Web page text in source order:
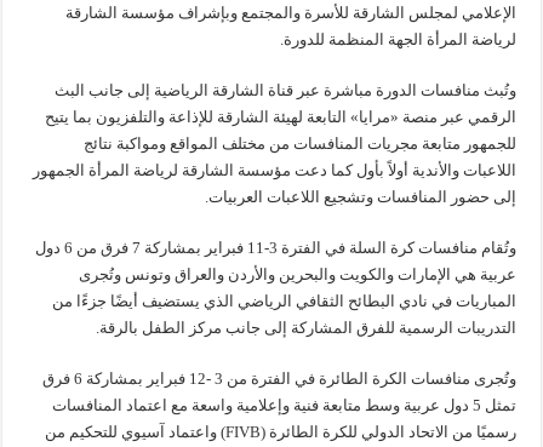
الإعلامي لمجلس الشارقة للأسرة والمجتمع وبإشراف مؤسسة الشارقة
لرياضة المرأة الجهة المنظمة للدورة.
وتُبث منافسات الدورة مباشرة عبر قناة الشارقة الرياضية إلى جانب البث
الرقمي عبر منصة «مرايا» التابعة لهيئة الشارقة للإذاعة والتلفزيون بما يتيح
للجمهور متابعة مجريات المنافسات من مختلف المواقع ومواكبة نتائج
اللاعبات والأندية أولاً بأول كما دعت مؤسسة الشارقة لرياضة المرأة الجمهور
إلى حضور المنافسات وتشجيع اللاعبات العربيات.
وتُقام منافسات كرة السلة في الفترة 3-11 فبراير بمشاركة 7 فرق من 6 دول
عربية هي الإمارات والكويت والبحرين والأردن والعراق وتونس وتُجرى
المباريات في نادي البطائح الثقافي الرياضي الذي يستضيف أيضًا جزءًا من
التدريبات الرسمية للفرق المشاركة إلى جانب مركز الطفل بالرقة.
وتُجرى منافسات الكرة الطائرة في الفترة من 3 -12 فبراير بمشاركة 6 فرق
تمثل 5 دول عربية وسط متابعة فنية وإعلامية واسعة مع اعتماد المنافسات
رسميًا من الاتحاد الدولي للكرة الطائرة (FIVB) واعتماد آسيوي للتحكيم من